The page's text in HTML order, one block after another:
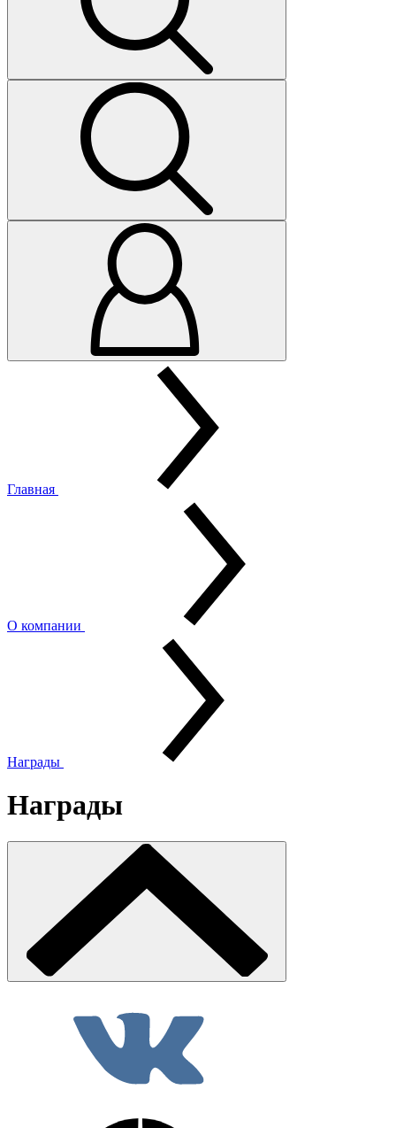
Главная
О компании
Награды
Награды